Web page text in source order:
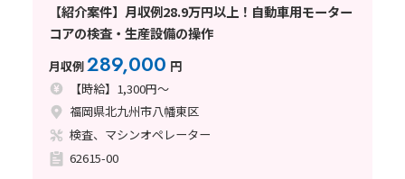
【紹介案件】月収例28.9万円以上！自動車用モーター
コアの検査・生産設備の操作
月収例289,000 円
【時給】1,300円～
福岡県北九州市八幡東区
検査、マシンオペレーター
62615-00